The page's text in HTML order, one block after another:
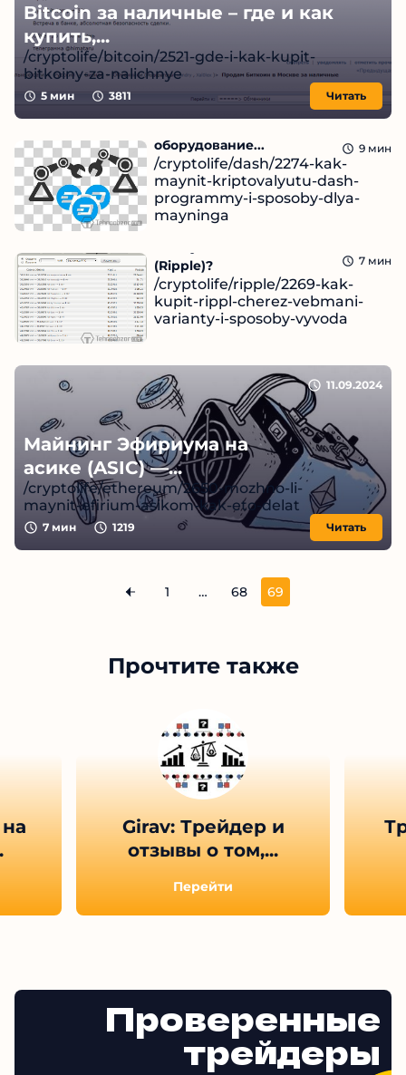
Bitcoin за наличные – где и как
купить,...
/cryptolife/bitcoin/2521-gde-i-kak-kupit-
bitkoiny-za-nalichnye
5 мин 3811 Читать
оборудование...
/cryptolife/dash/2274-kak-
maynit-kriptovalyutu-dash-
programmy-i-sposoby-dlya-
mayninga
9 мин
(Ripple)?
/cryptolife/ripple/2269-kak-
kupit-rippl-cherez-vebmani-
varianty-i-sposoby-vyvoda
7 мин
Майнинг Эфириума на
асике (ASIC) —...
/cryptolife/ethereum/2650-mozhno-li-
maynit-efirium-asikom-kak-eto-delat
11.09.2024
7 мин 1219 Читать
1 … 68 69
Прочтите также
Girav: Трейдер и
отзывы о том,...
Перейти
Проверенные
трейдеры